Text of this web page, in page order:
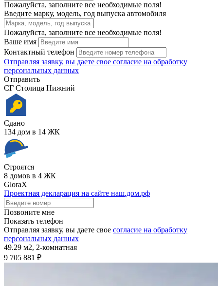
Пожалуйста, заполните все необходимые поля!
Введите марку, модель, год выпуска автомобиля
Пожалуйста, заполните все необходимые поля!
Ваше имя
Контактный телефон
Отправляя заявку, вы даете свое согласие на обработку
персональных данных
Отправить
СГ Столица Нижний
Сдано
134 дом в 14 ЖК
Строятся
8 домов в 4 ЖК
GloraX
Проектная декларация на сайте наш.дом.рф
Позвоните мне
Показать телефон
Отправляя заявку, вы даете свое согласие на обработку
персональных данных
49.29 м2, 2-комнатная
9 705 881 ₽